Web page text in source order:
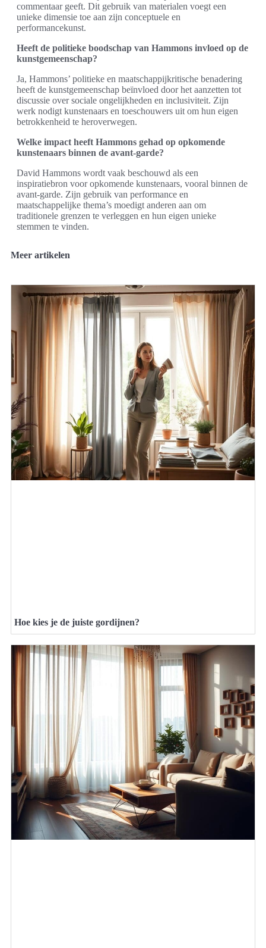
commentaar geeft. Dit gebruik van materialen voegt een
unieke dimensie toe aan zijn conceptuele en
performancekunst.
Heeft de politieke boodschap van Hammons invloed op de
kunstgemeenschap?
Ja, Hammons’ politieke en maatschappijkritische benadering
heeft de kunstgemeenschap beïnvloed door het aanzetten tot
discussie over sociale ongelijkheden en inclusiviteit. Zijn
werk nodigt kunstenaars en toeschouwers uit om hun eigen
betrokkenheid te heroverwegen.
Welke impact heeft Hammons gehad op opkomende
kunstenaars binnen de avant-garde?
David Hammons wordt vaak beschouwd als een
inspiratiebron voor opkomende kunstenaars, vooral binnen de
avant-garde. Zijn gebruik van performance en
maatschappelijke thema’s moedigt anderen aan om
traditionele grenzen te verleggen en hun eigen unieke
stemmen te vinden.
Meer artikelen
Hoe kies je de juiste gordijnen?